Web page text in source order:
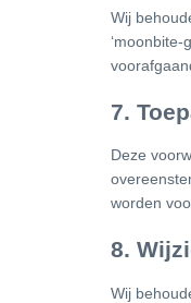
Wij
7.
Deze
worden
8.
Wij